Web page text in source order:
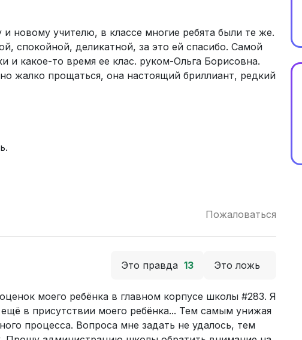
новому учителю, в классе многие ребята были те же.
спокойной, деликатной, за это ей спасибо. Самой
и какое-то время ее клас. руком-Ольга Борисовна.
жалко прощаться, она настоящий бриллиант, редкий
Пожаловаться
Это правда 13 Это ложь
моего ребёнка в главном корпусе школы #283. Я
в присутствии моего ребёнка... Тем самым унижая
процесса. Вопроса мне задать не удалось, тем